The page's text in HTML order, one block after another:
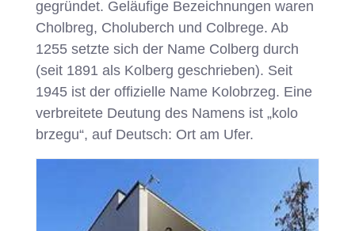
gegründet. Geläufige Bezeichnungen waren
Cholbreg, Choluberch und Colbrege. Ab
1255 setzte sich der Name Colberg durch
(seit 1891 als Kolberg geschrieben). Seit
1945 ist der offizielle Name Kolobrzeg. Eine
verbreitete Deutung des Namens ist „kolo
brzegu“, auf Deutsch: Ort am Ufer.